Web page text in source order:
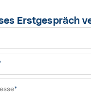
Erstgespräch
*